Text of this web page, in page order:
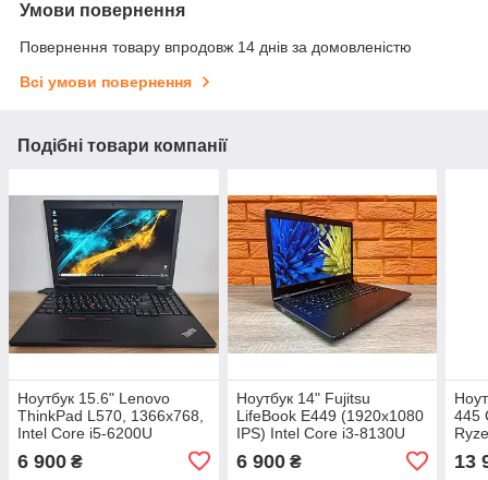
Умови повернення
Повернення товару впродовж 14 днів за домовленістю
Всі умови повернення
Подібні товари компанії
Ноутбук 15.6" Lenovo
ThinkPad L570, 1366x768,
Intel Core i5-6200U
2.8GHz, DDR4 8ГБ, SSD
120ГБ, Win10 Pro
6 900 ₴
Ноутбук 14" Fujitsu
LifeBook E449 (1920х1080
IPS) Intel Core i3-8130U
3.4GHz, DDR4 8ГБ, SSD
256ГБ, 4G, Win11
6 900₴
445
13